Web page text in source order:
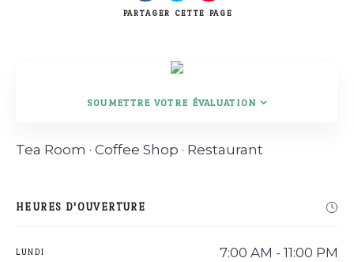
PARTAGER CETTE PAGE
SOUMETTRE VOTRE ÉVALUATION
Tea Room · Coffee Shop · Restaurant
HEURES D'OUVERTURE
LUNDI 7:00 AM - 11:00 PM